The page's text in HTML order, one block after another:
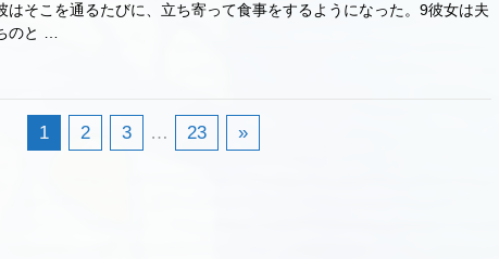
はそこを通るたびに、立ち寄って食事をするようになった。9彼女は夫
のと …
1 2 3 … 23 »